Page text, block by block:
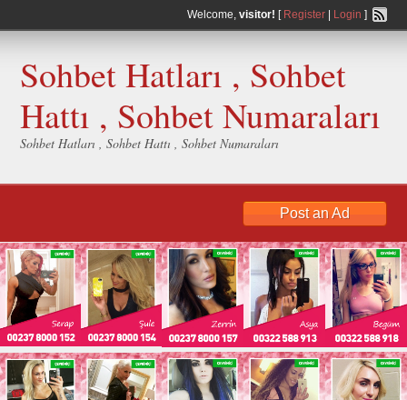
Welcome, visitor! [ Register| Login ]
Sohbet Hatları , Sohbet
Hattı , Sohbet Numaraları
Sohbet Hatları , Sohbet Hattı , Sohbet Numaraları
Post an Ad